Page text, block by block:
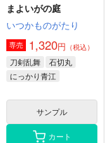
まよいがの庭
いつかものがたり
専売 1,320円 （税込）
刀剣乱舞
石切丸
にっかり青江
サンプル
カート